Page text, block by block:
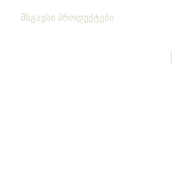
ᲛᲡᲒᲐᲕᲡᲘ ᲞᲠᲝᲓᲣᲥᲢᲔᲑᲘ